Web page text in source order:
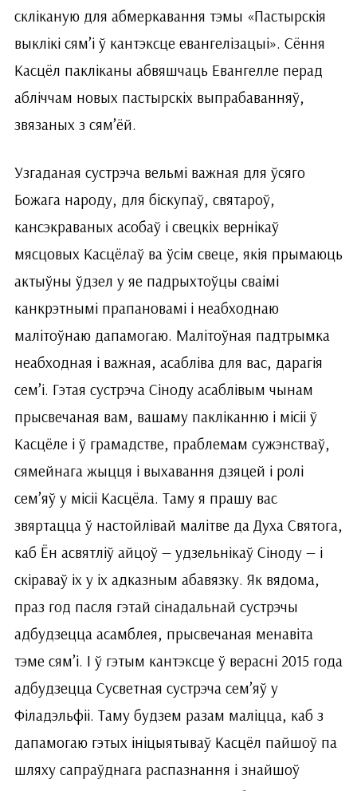
скліканую для абмеркавання тэмы «Пастырскія
выклікі сям’і ў кантэксце евангелізацыі». Сёння
Касцёл пакліканы абвяшчаць Евангелле перад
абліччам новых пастырскіх выпрабаванняў,
звязаных з сям’ёй.
Узгаданая сустрэча вельмі важная для ўсяго
Божага народу, для біскупаў, святароў,
кансэкраваных асобаў і свецкіх вернікаў
мясцовых Касцёлаў ва ўсім свеце, якія прымаюць
актыўны ўдзел у яе падрыхтоўцы сваімі
канкрэтнымі прапановамі і неабходнаю
малітоўнаю дапамогаю. Малітоўная падтрымка
неабходная і важная, асабліва для вас, дарагія
сем’і. Гэтая сустрэча Сіноду асаблівым чынам
прысвечаная вам, вашаму пакліканню і місіі ў
Касцёле і ў грамадстве, праблемам сужэнстваў,
сямейнага жыцця і вы­хавання дзяцей і ролі
сем’яў у місіі Касцёла. Таму я прашу вас
звяртацца ў настойлівай малітве да Духа Святога,
каб Ён асвятліў айцоў — удзельнікаў Сіноду — і
скіраваў іх у іх адказным абавязку. Як вядома,
праз год пасля гэтай сінадальнай сустрэчы
адбудзецца асамблея, прысвечаная менавіта
тэме сям’і. І ў гэтым кантэксце ў верасні 2015 года
адбудзецца Сусветная сустрэча сем’яў у
Філадэльфіі. Таму будзем разам маліцца, каб з
дапамогаю гэтых ініцыятываў Касцёл пайшоў па
шляху сапраўднага распазнання і знайшоў